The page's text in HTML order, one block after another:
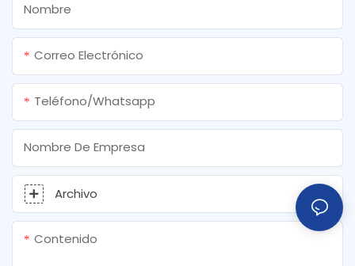
Nombre
Correo Electrónico
Teléfono/whatsapp
Nombre De Empresa
Archivo
Contenido